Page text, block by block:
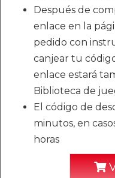
Después de
enlace en la
pedido con
canjear tu
enlace estará
Biblioteca de
El código de
minutos, en
horas